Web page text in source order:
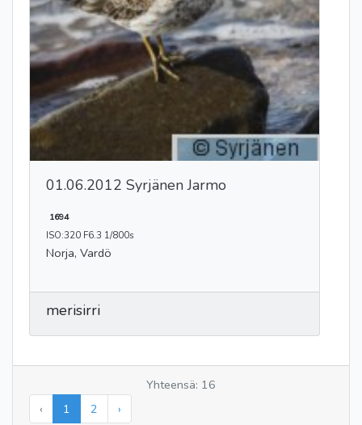
01.06.2012 Syrjänen Jarmo
1694
ISO:320 F6.3 1/800s
Norja, Vardö
merisirri
Yhteensä: 16
‹
1 2 ›